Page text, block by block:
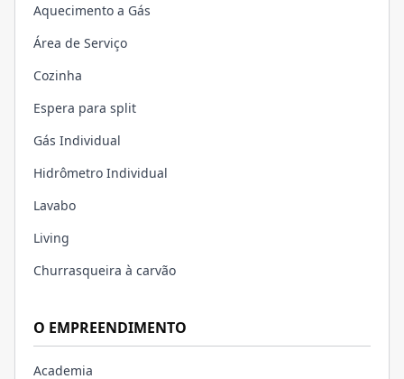
Aquecimento a Gás
Área de Serviço
Cozinha
Espera para split
Gás Individual
Hidrômetro Individual
Lavabo
Living
Churrasqueira à carvão
O EMPREENDIMENTO
Academia